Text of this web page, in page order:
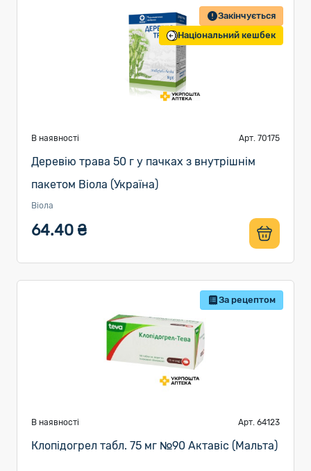
Закінчується
Національний кешбек
В наявності Арт. 70175
Деревію трава 50 г у пачках з внутрішнім
пакетом Віола (Україна)
Віола
64.40 ₴
За рецептом
В наявності Арт. 64123
Клопідогрел табл. 75 мг №90 Актавіс (Мальта)